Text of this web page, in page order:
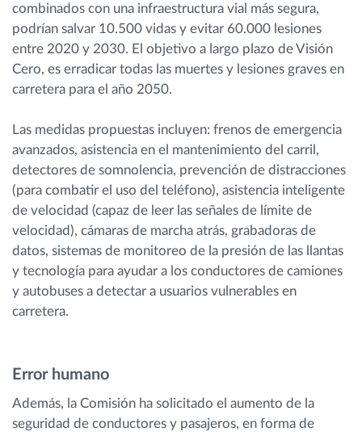
Calculadora de ahorro
combinados con una infraestructura vial más segura,
podrían salvar 10.500 vidas y evitar 60.000 lesiones
entre 2020 y 2030. El objetivo a largo plazo de Visión
Cero, es erradicar todas las muertes y lesiones graves en
carretera para el año 2050.
Las medidas propuestas incluyen: frenos de emergencia
avanzados, asistencia en el mantenimiento del carril,
detectores de somnolencia, prevención de distracciones
(para combatir el uso del teléfono), asistencia inteligente
de velocidad (capaz de leer las señales de límite de
velocidad), cámaras de marcha atrás, grabadoras de
datos, sistemas de monitoreo de la presión de las llantas
y tecnología para ayudar a los conductores de camiones
y autobuses a detectar a usuarios vulnerables en
carretera.
Error humano
Además, la Comisión ha solicitado el aumento de la
seguridad de conductores y pasajeros, en forma de